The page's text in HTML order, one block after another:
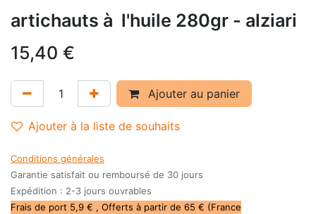
artichauts à l'huile 280gr - alziari
15,40 €
Ajouter au panier
Ajouter à la liste de souhaits
Conditions générales
Garantie satisfait ou remboursé de 30 jours
Expédition : 2-3 jours ouvrables
Frais de port 5,9 € , Offerts à partir de 65 € (France